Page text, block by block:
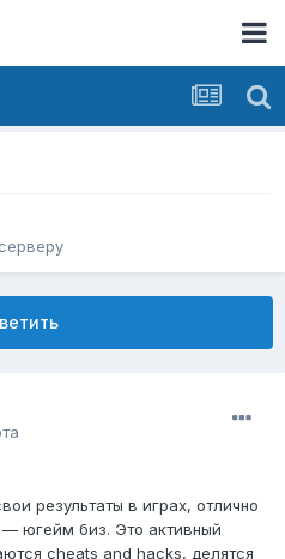
результаты в играх, отлично
югейм биз. Это активный
cheats and hacks, делятся